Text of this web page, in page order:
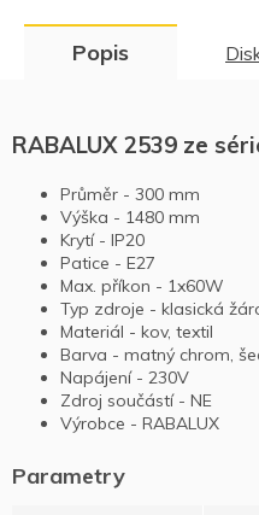
Popis
RABALUX 2539 ze
Průměr - 300 mm
Výška - 1480 mm
Krytí - IP20
Patice - E27
Max. příkon - 1x60W
Typ zdroje - klasická
Materiál - kov, textil
Barva - matný chrom,
Napájení - 230V
Zdroj součástí - NE
Výrobce - RABALUX